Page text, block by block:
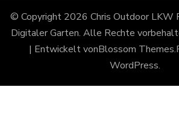
© Copyright 2026 Chris Outdoor LKW
Digitaler Garten. Alle Rechte
| Entwickelt vonBlossom Themes
WordPress.